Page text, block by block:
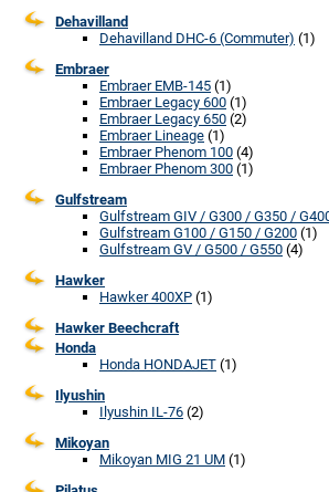
Dehavilland
Dehavilland DHC-6 (Commuter) (1)
Embraer
Embraer EMB-145 (1)
Embraer Legacy 600 (1)
Embraer Legacy 650 (2)
Embraer Lineage (1)
Embraer Phenom 100 (4)
Embraer Phenom 300 (1)
Gulfstream
Gulfstream GIV / G300 / G350 /
Gulfstream G100 / G150 / G200 (1)
Gulfstream GV / G500 / G550 (4)
Hawker
Hawker 400XP (1)
Hawker Beechcraft
Honda
Honda HONDAJET (1)
Ilyushin
Ilyushin IL-76 (2)
Mikoyan
Mikoyan MIG 21 UM (1)